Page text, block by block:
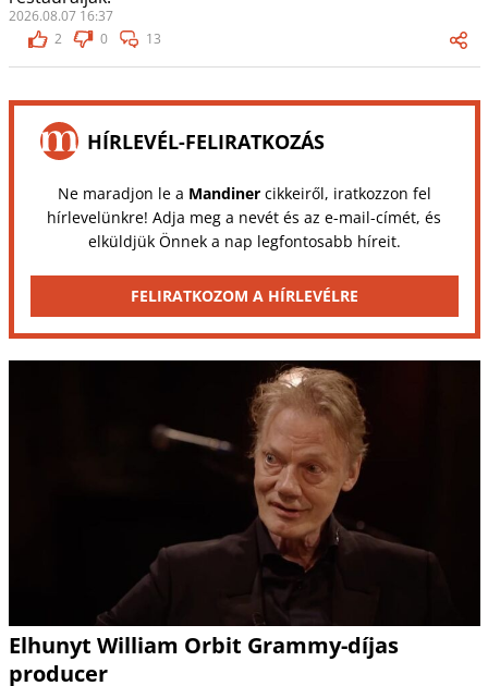
2026.08.07 16:37
2
0 13
HÍRLEVÉL-FELIRATKOZÁS
Ne maradjon le a Mandinercikkeiről, iratkozzon fel
hírlevelünkre! Adja meg a nevét és az e-mail-címét, és
elküldjük Önnek a nap legfontosabb híreit.
FELIRATKOZOM A HÍRLEVÉLRE
Elhunyt William Orbit Grammy-díjas
producer